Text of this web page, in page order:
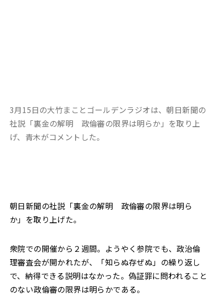
3月15日の大竹まことゴールデンラジオは、朝日新聞の
社説「裏金の解明 政倫審の限界は明らか」を取り上
げ、青木がコメントした。
朝日新聞の社説「裏金の解明 政倫審の限界は明ら
か」を取り上げた。
衆院での開催から２週間。ようやく参院でも、政治倫
理審査会が開かれたが、「知らぬ存ぜぬ」の繰り返し
で、納得できる説明はなかった。偽証罪に問われること
のない政倫審の限界は明らかである。